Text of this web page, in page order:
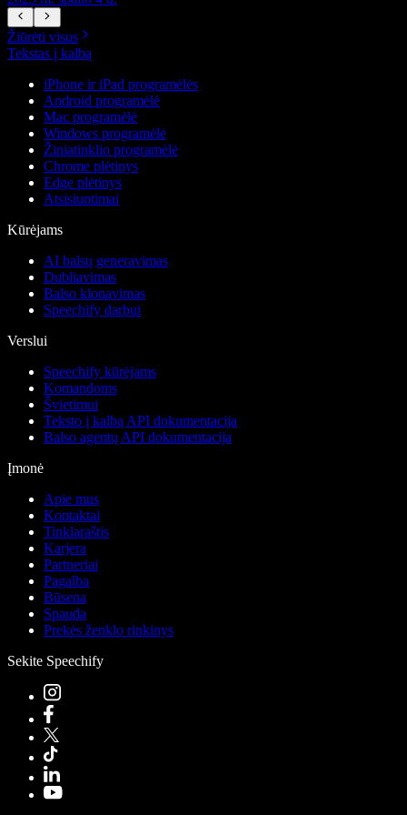
Žiūrėti visus
Tekstas į kalbą
iPhone ir iPad programėlės
Android programėlė
Mac programėlė
Windows programėlė
Žiniatinklio programėlė
Chrome plėtinys
Edge plėtinys
Atsisiuntimai
Kūrėjams
AI balsų generavimas
Dubliavimas
Balso klonavimas
Speechify darbui
Verslui
Speechify kūrėjams
Komandoms
Švietimui
Teksto į kalbą API dokumentacija
Balso agentų API dokumentacija
Įmonė
Apie mus
Kontaktai
Tinklaraštis
Karjera
Partneriai
Pagalba
Būsena
Spauda
Prekės ženklo rinkinys
Sekite Speechify